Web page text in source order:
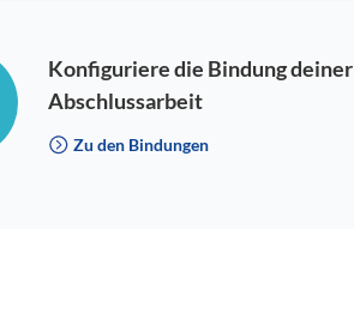
Konfiguriere die Bindung deiner
Abschlussarbeit
Zu den Bindungen